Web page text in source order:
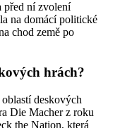
před ní zvolení
na domácí politické
chod země po
hrách?
deskových
Die Macher z roku
the Nation, která